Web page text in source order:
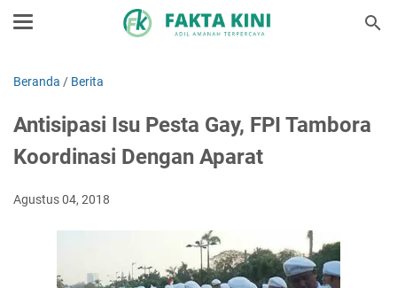
Beranda / Berita
Antisipasi Isu Pesta Gay, FPI Tambora
Koordinasi Dengan Aparat
Agustus 04, 2018